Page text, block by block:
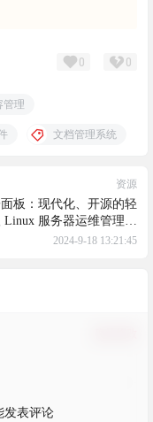
0 0
管理
文档管理系统
资源
板：现代化、开源的轻
Linux 服务器运维管理面
板，使用 Golang 和 Vue 开
2024-9-18 13:21:45
发表评论